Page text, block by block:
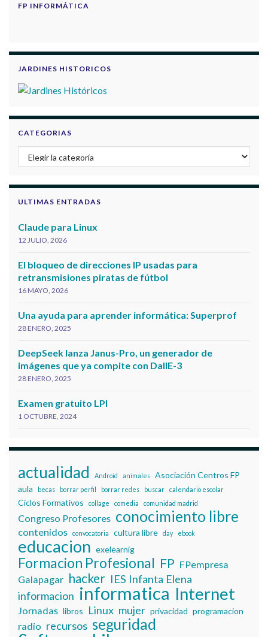
FP INFORMÁTICA
JARDINES HISTORICOS
CATEGORIAS
Categorias
ULTIMAS ENTRADAS
Claude para Linux
12 JULIO, 2026
El bloqueo de direcciones IP usadas para
retransmisiones piratas de fútbol
16 MAYO, 2026
Una ayuda para aprender informática: Superprof
28 ENERO, 2025
DeepSeek lanza Janus-Pro, un generador de
imágenes que ya compite con DallE-3
28 ENERO, 2025
Examen gratuito LPI
1 OCTUBRE, 2024
actualidad Android animales
Asociación Centros FP
aula
becas borrar perfil borrar redes buscar calendario escolar
Ciclos Formativos collage comedia comunidad madrid
Congreso Profesores conocimiento libre
contenidos convocatoria cultura libre day ebook
educacion exelearnig
Formacion Profesional FP FPempresa
Galapagar hacker IES Infanta Elena
informacion informatica Internet
Jornadas libros Linux mujer privacidad programacion
radio recursos seguridad